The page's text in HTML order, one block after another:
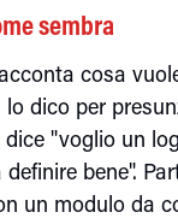
sembra
cosa
dico per
"voglio un
bene".
un modulo da